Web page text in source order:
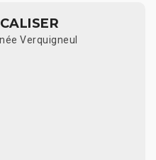
Verquigneul